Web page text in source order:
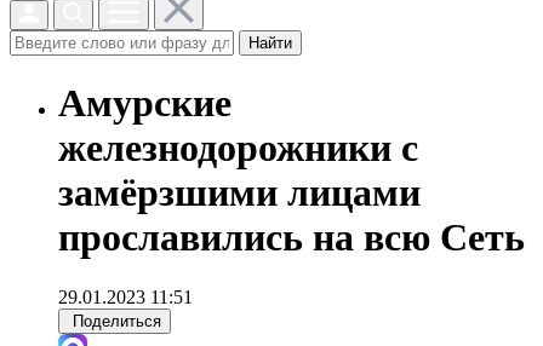
Найти
Амурские
железнодорожники с
замёрзшими лицами
прославились на всю Сеть
29.01.2023 11:51
Поделиться